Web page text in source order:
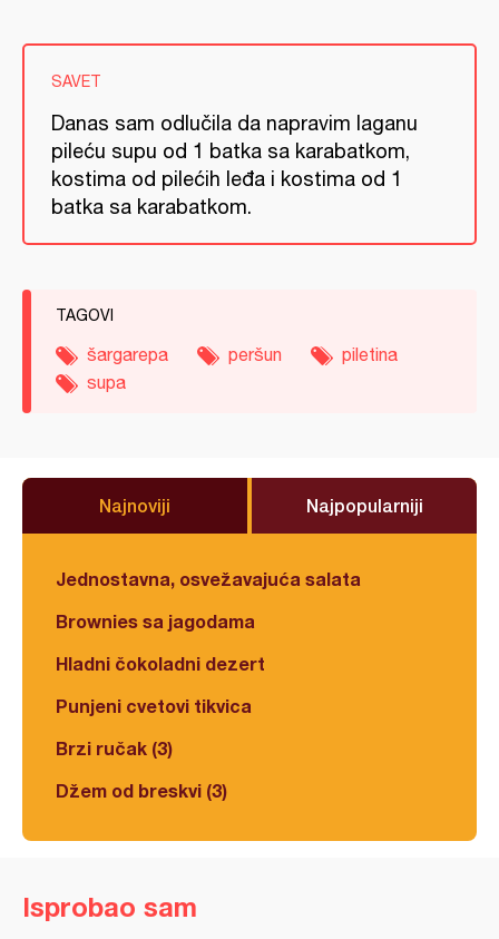
SAVET
Danas sam odlučila da napravim laganu
pileću supu od 1 batka sa karabatkom,
kostima od pilećih leđa i kostima od 1
batka sa karabatkom.
TAGOVI
šargarepa peršun
piletina
supa
Najnoviji Najpopularniji
Jednostavna, osvežavajuća salata
Brownies sa jagodama
Hladni čokoladni dezert
Punjeni cvetovi tikvica
Brzi ručak (3)
Džem od breskvi (3)
Isprobao sam